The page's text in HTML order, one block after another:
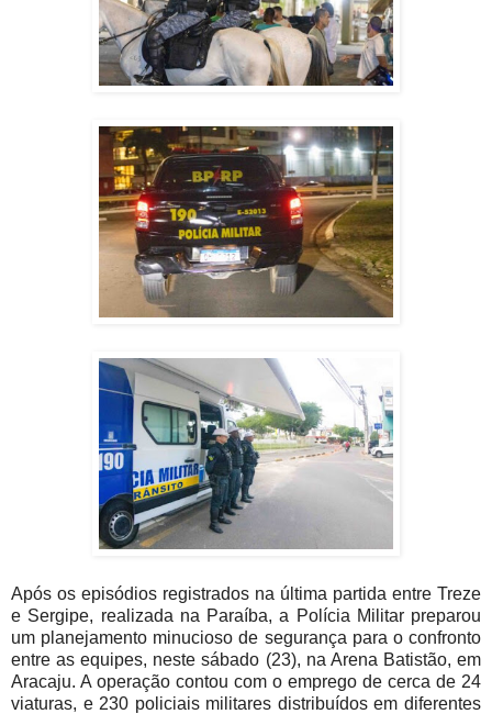
Após os episódios registrados na última partida entre Treze
e Sergipe, realizada na Paraíba, a Polícia Militar preparou
um planejamento minucioso de segurança para o confronto
entre as equipes, neste sábado (23), na Arena Batistão, em
Aracaju. A operação contou com o emprego de cerca de 24
viaturas, e 230 policiais militares distribuídos em diferentes